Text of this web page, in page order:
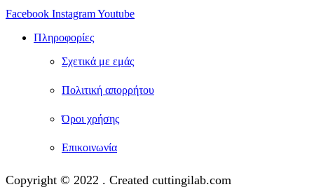
Facebook InstagramYoutube
Πληροφορίες
Σχετικά με εμάς
Πολιτική απορρήτου
Όροι χρήσης
Επικοινωνία
Copyright © 2022 . Created cuttingilab.com